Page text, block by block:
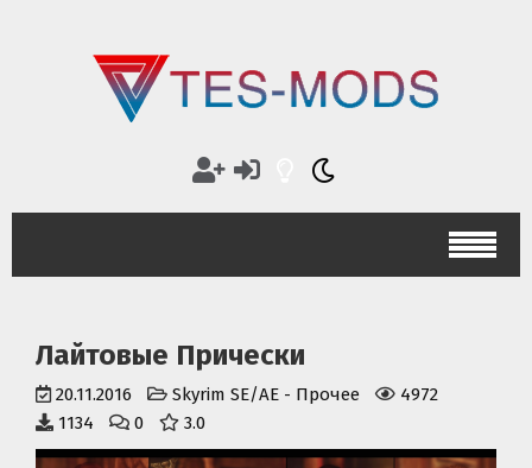
Лайтовые Прически
20.11.2016 Skyrim SE/AE - Прочее
4972
1134
0 3.0